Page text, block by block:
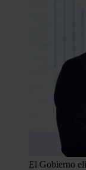
El Gobierno